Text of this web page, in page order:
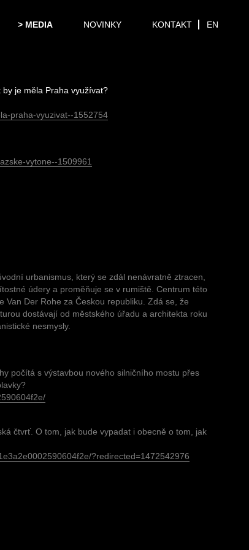
EN
MEDIA NOVINKY KONTAKT
je měla Praha využívat?
praha-vyuzivat--1552754
vytone--1509961
urbanismus, který se zdál nenávratně ztracen,
údery a proměňuje se v rumiště. Centrum této
Der Rohe za Českou republiku. Zdá se, že
dostávají od městského úřadu a architekta roku
nesmysly.
počítá s výstavbou nového silničního mostu přes
čtvrť. O tom, jak bude vypadat i obecně o tom, jak
?redirected=1472542976